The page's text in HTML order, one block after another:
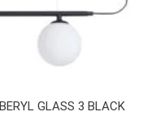
GLASS 3 BLACK